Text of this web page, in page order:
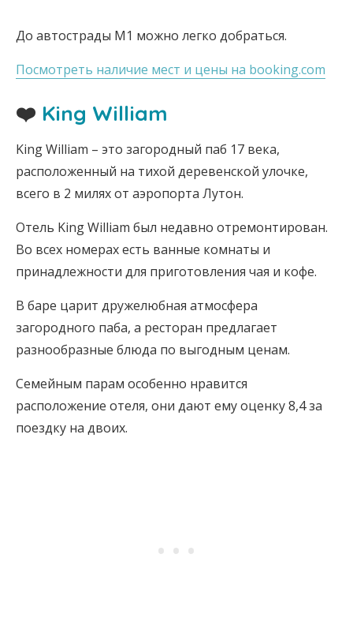
До автострады M1 можно легко добраться.
Посмотреть наличие мест и цены на booking.com
❤️ King William
King William – это загородный паб 17 века,
расположенный на тихой деревенской улочке,
всего в 2 милях от аэропорта Лутон.
Отель King William был недавно отремонтирован.
Во всех номерах есть ванные комнаты и
принадлежности для приготовления чая и кофе.
В баре царит дружелюбная атмосфера
загородного паба, а ресторан предлагает
разнообразные блюда по выгодным ценам.
Семейным парам особенно нравится
расположение отеля, они дают ему оценку 8,4 за
поездку на двоих.